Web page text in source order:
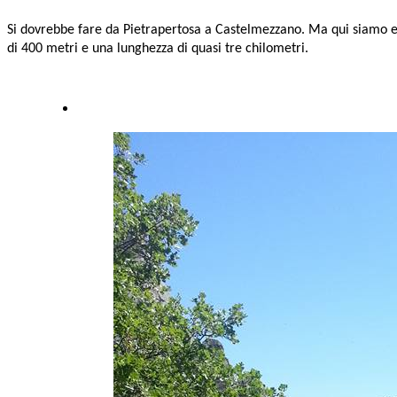
Si dovrebbe fare da Pietrapertosa a Castelmezzano. Ma qui
di 400 metri e una lunghezza di quasi tre chilometri.